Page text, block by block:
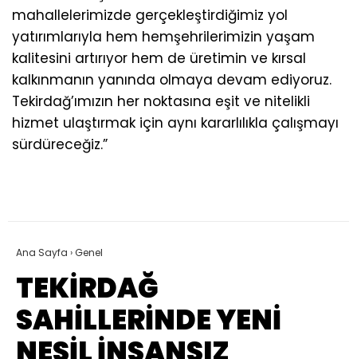
mahallelerimizde gerçekleştirdiğimiz yol
yatırımlarıyla hem hemşehrilerimizin yaşam
kalitesini artırıyor hem de üretimin ve kırsal
kalkınmanın yanında olmaya devam ediyoruz.
Tekirdağ’ımızın her noktasına eşit ve nitelikli
hizmet ulaştırmak için aynı kararlılıkla çalışmayı
sürdüreceğiz.”
Ana Sayfa ›Genel
TEKİRDAĞ
SAHİLLERİNDE YENİ